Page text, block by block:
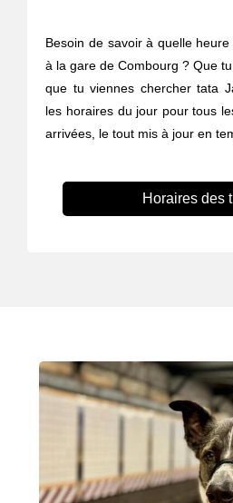
Besoin de savoir à quelle
à la gare de Combourg ? Que
que tu viennes chercher tata
les horaires du jour pour tous
arrivées, le tout mis à jour en
Horaires des